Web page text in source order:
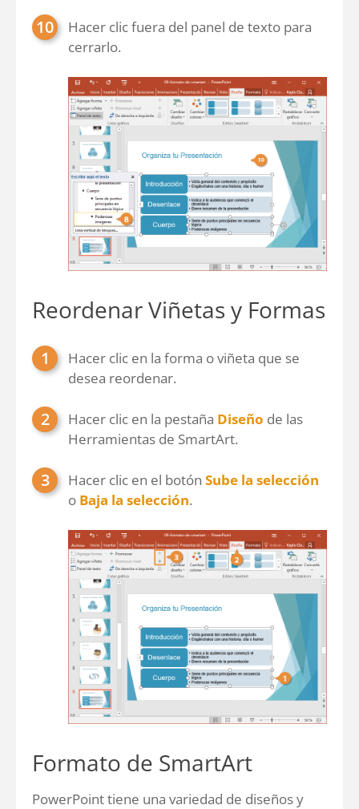
Hacer clic fuera del panel de texto para
cerrarlo.
Reordenar Viñetas y Formas
Hacer clic en la forma o viñeta que se
desea reordenar.
Hacer clic en la pestaña Diseño de las
Herramientas de SmartArt.
Hacer clic en el botón Sube la selección
o Baja la selección.
Formato de SmartArt
PowerPoint tiene una variedad de diseños y